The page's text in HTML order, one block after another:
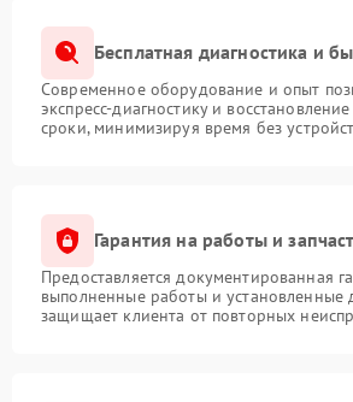
Бесплатная диагностика и
Современное оборудование и опыт
экспресс-диагностику и
сроки, минимизируя время без
Гарантия на работы и
Предоставляется документированная
выполненные работы и установленные
защищает клиента от повторных